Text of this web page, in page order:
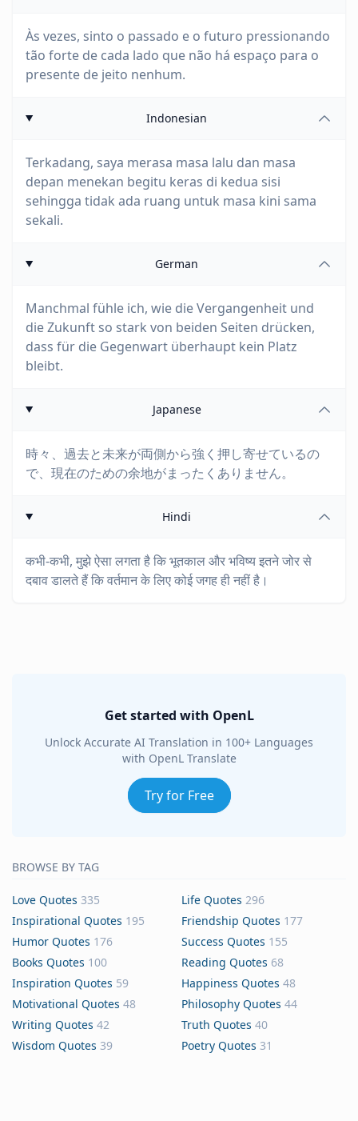
Às vezes, sinto o passado e o futuro pressionando
tão forte de cada lado que não há espaço para o
presente de jeito nenhum.
Indonesian
Terkadang, saya merasa masa lalu dan masa
depan menekan begitu keras di kedua sisi
sehingga tidak ada ruang untuk masa kini sama
sekali.
German
Manchmal fühle ich, wie die Vergangenheit und
die Zukunft so stark von beiden Seiten drücken,
dass für die Gegenwart überhaupt kein Platz
bleibt.
Japanese
時々、過去と未来が両側から強く押し寄せているの
で、現在のための余地がまったくありません。
Hindi
कभी-कभी, मुझे ऐसा लगता है कि भूतकाल और भविष्य इतने जोर से
दबाव डालते हैं कि वर्तमान के लिए कोई जगह ही नहीं है।
Get started with OpenL
Unlock Accurate AI Translation in 100+ Languages
with OpenL Translate
Try for Free
BROWSE BY TAG
Love Quotes 335 Life Quotes 296
Inspirational Quotes 195 Friendship Quotes 177
Humor Quotes 176 Success Quotes 155
Books Quotes 100 Reading Quotes 68
Inspiration Quotes 59 Happiness Quotes 48
Motivational Quotes 48 Philosophy Quotes 44
Writing Quotes 42 Truth Quotes 40
Wisdom Quotes 39 Poetry Quotes 31